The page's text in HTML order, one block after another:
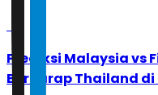
Prediksi Malaysia vs
Berharap Thailand di